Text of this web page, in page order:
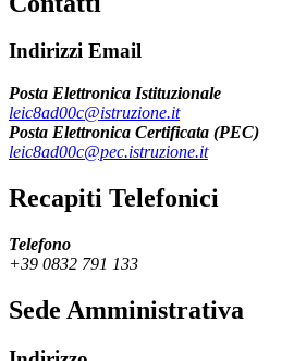
Indirizzi Email
Posta Elettronica Istituzionale
leic8ad00c@istruzione.it
Posta Elettronica Certificata (PEC)
leic8ad00c@pec.istruzione.it
Recapiti Telefonici
Telefono
+39 0832 791 133
Sede Amministrativa